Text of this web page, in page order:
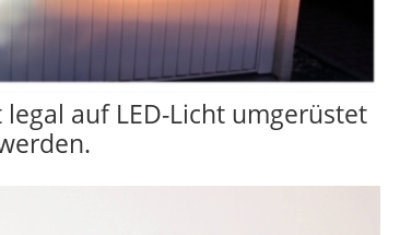
auf LED-Licht umgerüstet